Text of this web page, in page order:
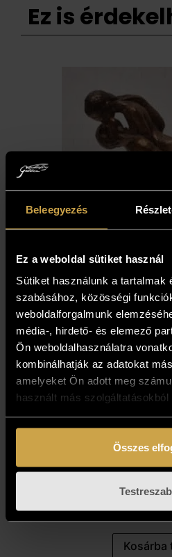
Beleegyezés
Ez a weboldal sütiket használ
Sütiket használunk a tartalmak
szabásához, közösségi
weboldalforgalmunk
média-, hirdető- és elemező
Ön weboldalhasználatra
kombinálhatják az adatokat
amelyeket Ön adott meg
használt más szolgáltatásokból
Összes
Ez is
Zocskár
237
Kosárba